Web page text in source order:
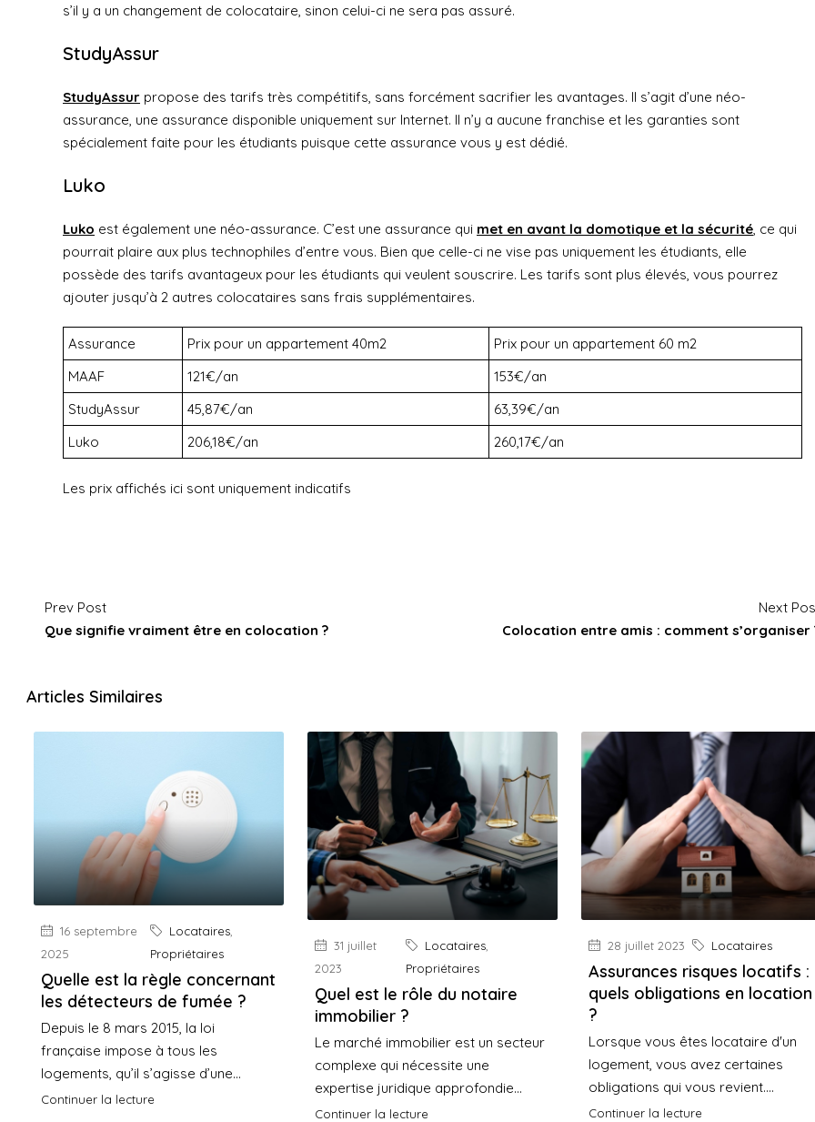
s’il y a un changement de colocataire, sinon celui-ci ne sera pas assuré.
StudyAssur
StudyAssur propose des tarifs très compétitifs, sans forcément sacrifier les avantages. Il s’agit d’une néo-
assurance, une assurance disponible uniquement sur Internet. Il n’y a aucune franchise et les garanties sont
spécialement faite pour les étudiants puisque cette assurance vous y est dédié.
Luko
Luko est également une néo-assurance. C’est une assurance qui met en avant la domotique et la sécurité, ce qui
pourrait plaire aux plus technophiles d’entre vous. Bien que celle-ci ne vise pas uniquement les étudiants, elle
possède des tarifs avantageux pour les étudiants qui veulent souscrire. Les tarifs sont plus élevés, vous pourrez
ajouter jusqu’à 2 autres colocataires sans frais supplémentaires.
Assurance Prix pour un appartement 40m2
Prix pour un appartement 60 m2
MAAF
121€/an
153€/an
StudyAssur
45,87€/an
63,39€/an
Luko
206,18€/an 260,17€/an
Les prix affichés ici sont uniquement indicatifs
Prev Post
Que signifie vraiment être en colocation ?
Next
Colocation entre amis : comment s’organiser
Articles Similaires
16 septembre
2025
Locataires,
Propriétaires
Quelle est la règle concernant
les détecteurs de fumée ?
Depuis le 8 mars 2015, la loi
française impose à tous les
logements, qu’il s’agisse d’une...
Continuer la lecture
31 juillet
2023
Locataires
Propriétaires
Quel est le rôle du notaire
immobilier ?
Le marché immobilier est un secteur
complexe qui nécessite une
expertise juridique approfondie...
Continuer la lecture
28 juillet 2023 Locataires
Assurances risques locatifs :
quels obligations en location
?
Lorsque vous êtes locataire d'un
logement, vous avez certaines
obligations qui vous revient....
Continuer la lecture